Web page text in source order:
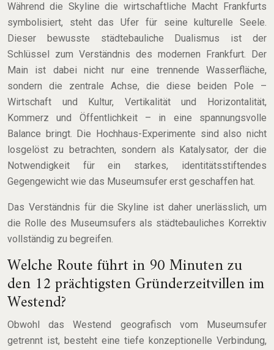
Während die Skyline die wirtschaftliche Macht Frankfurts
symbolisiert, steht das Ufer für seine kulturelle Seele.
Dieser bewusste städtebauliche Dualismus ist der
Schlüssel zum Verständnis des modernen Frankfurt. Der
Main ist dabei nicht nur eine trennende Wasserfläche,
sondern die zentrale Achse, die diese beiden Pole –
Wirtschaft und Kultur, Vertikalität und Horizontalität,
Kommerz und Öffentlichkeit – in eine spannungsvolle
Balance bringt. Die Hochhaus-Experimente sind also nicht
losgelöst zu betrachten, sondern als Katalysator, der die
Notwendigkeit für ein starkes, identitätsstiftendes
Gegengewicht wie das Museumsufer erst geschaffen hat.
Das Verständnis für die Skyline ist daher unerlässlich, um
die Rolle des Museumsufers als städtebauliches Korrektiv
vollständig zu begreifen.
Welche Route führt in 90 Minuten zu
den 12 prächtigsten Gründerzeitvillen im
Westend?
Obwohl das Westend geografisch vom Museumsufer
getrennt ist, besteht eine tiefe konzeptionelle Verbindung,